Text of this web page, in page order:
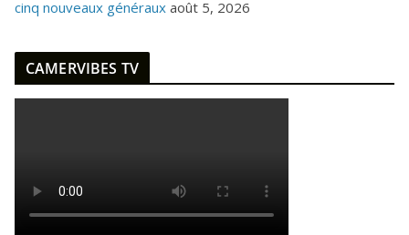
cinq nouveaux généraux août 5, 2026
CAMERVIBES TV